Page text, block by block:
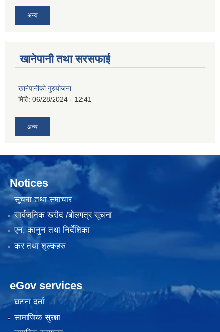
अन्य
खानेपानी तथा सरसफाई
खानेपानीको गुरुयोजना
मिति: 06/28/2024 - 12:41
अन्य
Notices
सूचना तथा समाचार
सार्वजनिक खरीद /बोलपत्र सूचना
एन, कानुन तथा निर्देशिका
कर तथा शुल्कहरु
eGov services
घटना दर्ता
सामाजिक सुरक्षा